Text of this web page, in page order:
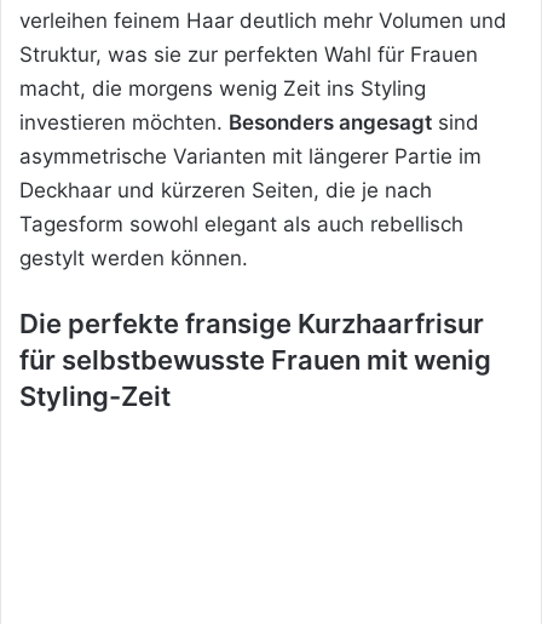
verleihen feinem Haar deutlich mehr Volumen und
Struktur, was sie zur perfekten Wahl für Frauen
macht, die morgens wenig Zeit ins Styling
investieren möchten. Besonders angesagt sind
asymmetrische Varianten mit längerer Partie im
Deckhaar und kürzeren Seiten, die je nach
Tagesform sowohl elegant als auch rebellisch
gestylt werden können.
Die perfekte fransige Kurzhaarfrisur
für selbstbewusste Frauen mit wenig
Styling-Zeit